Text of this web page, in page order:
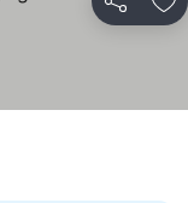
分享 放